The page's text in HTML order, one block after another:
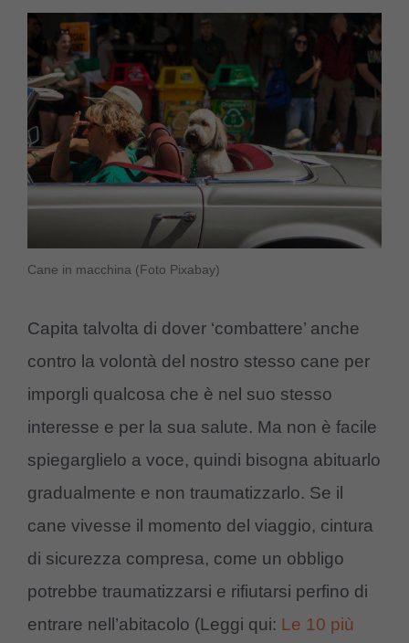
Cane in macchina (Foto Pixabay)
Capita talvolta di dover ‘combattere’ anche
contro la volontà del nostro stesso cane per
imporgli qualcosa che è nel suo stesso
interesse e per la sua salute. Ma non è facile
spiegarglielo a voce, quindi bisogna abituarlo
gradualmente e non traumatizzarlo. Se il
cane vivesse il momento del viaggio, cintura
di sicurezza compresa, come un obbligo
potrebbe traumatizzarsi e rifiutarsi perfino di
entrare nell’abitacolo (Leggi qui: Le 10 più